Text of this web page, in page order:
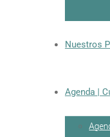
Nuestros
Agenda |